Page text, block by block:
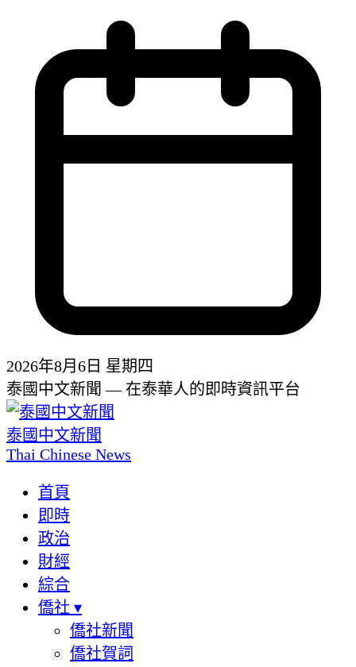
2026年8月6日 星期四
泰國中文新聞 — 在泰華人的即時資訊平台
泰國中文新聞
Thai Chinese News
首頁
即時
政治
財經
綜合
僑社 ▾
僑社新聞
僑社賀詞